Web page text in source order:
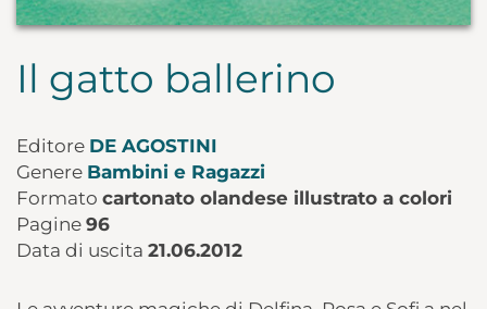
Il gatto ballerino
Editore DE AGOSTINI
Genere Bambini e Ragazzi
Formato cartonato olandese illustrato a colori
Pagine 96
Data di uscita 21.06.2012